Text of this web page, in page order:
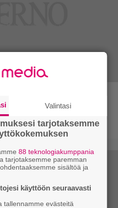
Pohjolalle –
kinoksia
Valintasi
tarjotaksemme
88 teknologiakumppania
tarjotaksemme paremman
sisältöä ja
käyttöön seuraavasti
tallennamme evästeitä